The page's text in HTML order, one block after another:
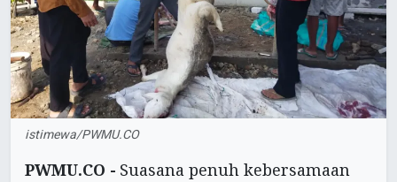
istimewa/PWMU.CO
PWMU.CO - Suasana penuh kebersamaan